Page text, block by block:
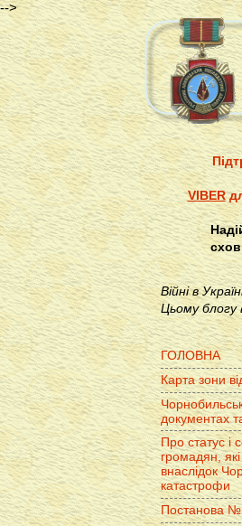
-->
VIBER
Війні в
Цьому блогу
ГОЛОВНА
Карта зони
документах
Про статус і
громадян,
внаслідок
катастрофи
Постанова